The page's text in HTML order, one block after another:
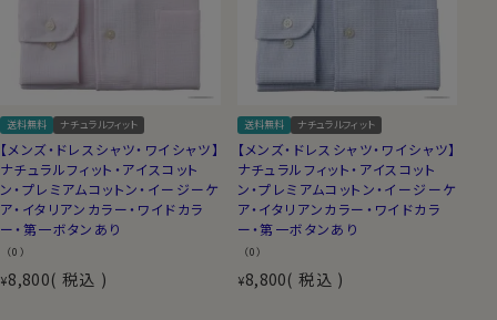
送料無料 ナチュラルフィット
【メンズ・ドレスシャツ・ワイシャツ】
ナチュラルフィット・アイスコット
ン・プレミアムコットン・イージーケ
ア・イタリアンカラー・ワイドカラ
ー・第一ボタンあり
（0）
¥8,800 税込
送料無料 ナチュラルフィット
【メンズ・ドレスシャツ・ワイシャツ】
ナチュラルフィット・アイスコット
ン・プレミアムコットン・イージーケ
ア・イタリアンカラー・ワイドカラ
ー・第一ボタンあり
（0）
¥8,800 税込